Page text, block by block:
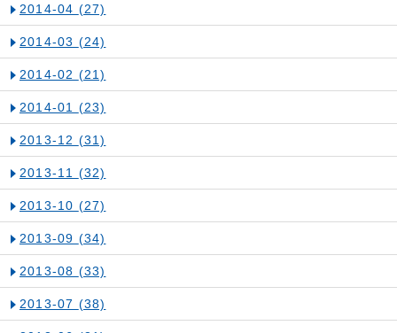
2014-04 (27)
2014-03 (24)
2014-02 (21)
2014-01 (23)
2013-12 (31)
2013-11 (32)
2013-10 (27)
2013-09 (34)
2013-08 (33)
2013-07 (38)